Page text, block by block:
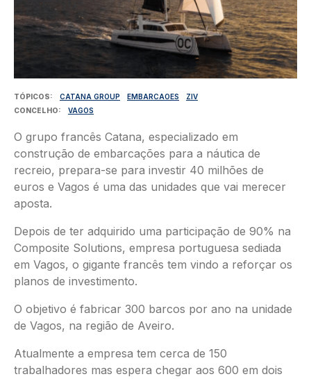
TÓPICOS CATANA GROUP EMBARCAOES
ZIV
CONCELHO
VAGOS
O grupo francês Catana, especializado em
construção de embarcações para a náutica de
recreio, prepara-se para investir 40 milhões de
euros e Vagos é uma das unidades que vai merecer
aposta.
Depois de ter adquirido uma participação de 90% na
Composite Solutions, empresa portuguesa sediada
em Vagos, o gigante francês tem vindo a reforçar os
planos de investimento.
O objetivo é fabricar 300 barcos por ano na unidade
de Vagos, na região de Aveiro.
Atualmente a empresa tem cerca de 150
trabalhadores mas espera chegar aos 600 em dois